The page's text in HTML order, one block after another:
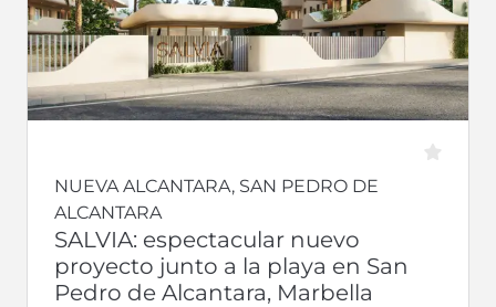
NUEVA ALCANTARA, SAN PEDRO DE
ALCANTARA
SALVIA: espectacular nuevo
proyecto junto a la playa en San
Pedro de Alcantara, Marbella